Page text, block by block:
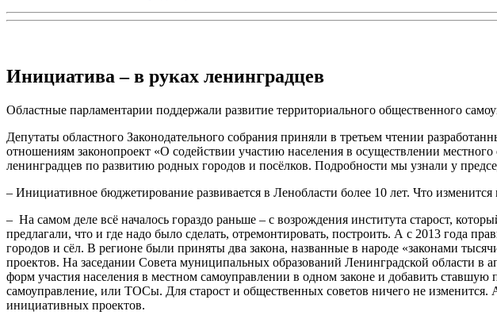
Инициатива – в руках ленинградцев
Областные парламентарии поддержали развитие территориального общественного
Депутаты областного Законодательного собрания приняли в третьем чтении
отношениям законопроект «О содействии участию населения в осуществлении
ленинградцев по развитию родных городов и посёлков. Подробности мы узнали у
– Инициативное бюджетирование развивается в Ленобласти более 10 лет. Что изменится
– На самом деле всё началось гораздо раньше – с возрождения института старост,
предлагали, что и где надо было сделать, отремонтировать, построить. А с 2013 года
городов и сёл. В регионе были приняты два закона, названные в народе «законами
проектов. На заседании Совета муниципальных образований Ленинградской области в
форм участия населения в местном самоуправлении в одном законе и добавить
самоуправление, или ТОСы. Для старост и общественных советов ничего не
инициативных проектов.